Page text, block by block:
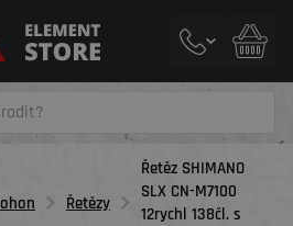
Řetězy
Řetěz SHIMANO
SLX CN-M7100
12rychl 138čl. s